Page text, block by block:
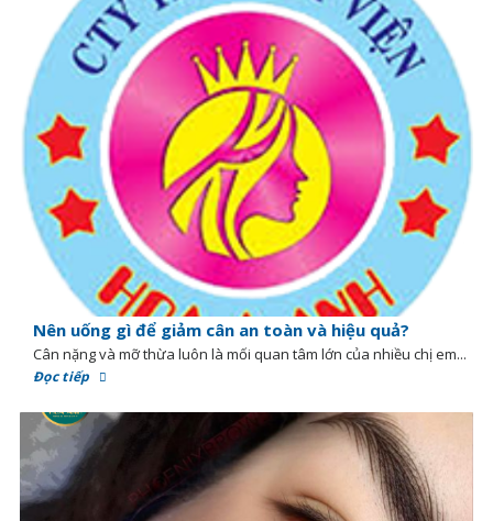
Nên uống gì để giảm cân an toàn và hiệu quả?
Cân nặng và mỡ thừa luôn là mối quan tâm lớn của nhiều chị em...
Đọc tiếp